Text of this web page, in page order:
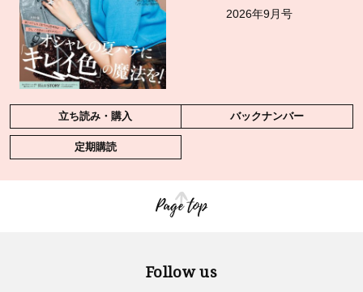
2026年9月号
立ち読み・購入 バックナンバー
定期購読
Page top
Follow us